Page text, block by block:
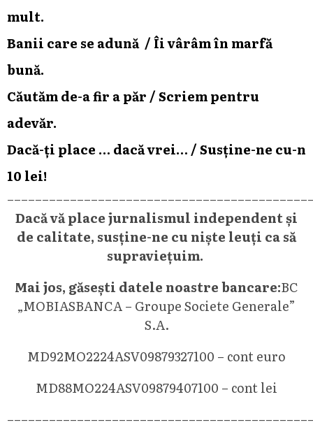
mult.
Banii care se adună / Îi vârâm în marfă
bună.
Căutăm de-a fir a păr / Scriem pentru
adevăr.
Dacă-ți place … dacă vrei… / Susține-ne cu-n
10 lei!
Dacă vă place jurnalismul independent și
de calitate, susține-ne cu niște leuți ca să
supraviețuim.
Mai jos, găsești datele noastre bancare:BC
„MOBIASBANCA – Groupe Societe Generale”
S.A.
MD92MO2224ASV09879327100 – cont euro
MD88MO224ASV09879407100 – cont lei